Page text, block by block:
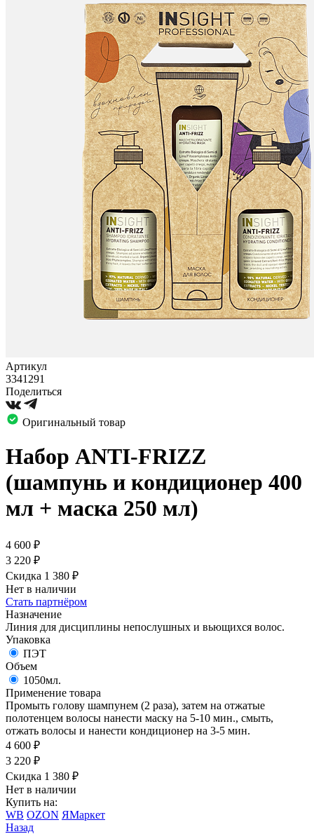
Артикул
3341291
Поделиться
Оригинальный товар
Набор ANTI-FRIZZ
(шампунь и кондиционер 400
мл + маска 250 мл)
4 600 ₽
3 220 ₽
Скидка 1 380 ₽
Нет в наличии
Стать партнёром
Назначение
Линия для дисциплины непослушных и вьющихся волос.
Упаковка
ПЭТ
Объем
1050мл.
Применение товара
Промыть голову шампунем (2 раза), затем на отжатые
полотенцем волосы нанести маску на 5-10 мин., смыть,
отжать волосы и нанести кондиционер на 3-5 мин.
4 600 ₽
3 220 ₽
Скидка 1 380 ₽
Нет в наличии
Купить на:
WB OZON ЯМаркет
Назад